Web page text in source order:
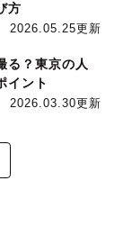
方
2026.05.25更新
る？東京の人
イント
2026.03.30更新